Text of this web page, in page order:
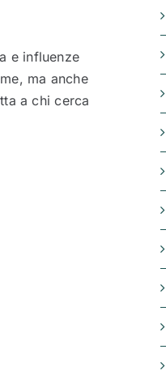
e influenze
ma anche
a chi cerca